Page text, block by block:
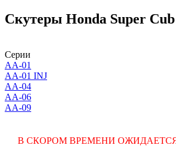
Скутеры Honda Super Cub
Серии
AA-01
AA-01 INJ
AA-04
AA-06
AA-09
В СКОРОМ ВРЕМЕНИ